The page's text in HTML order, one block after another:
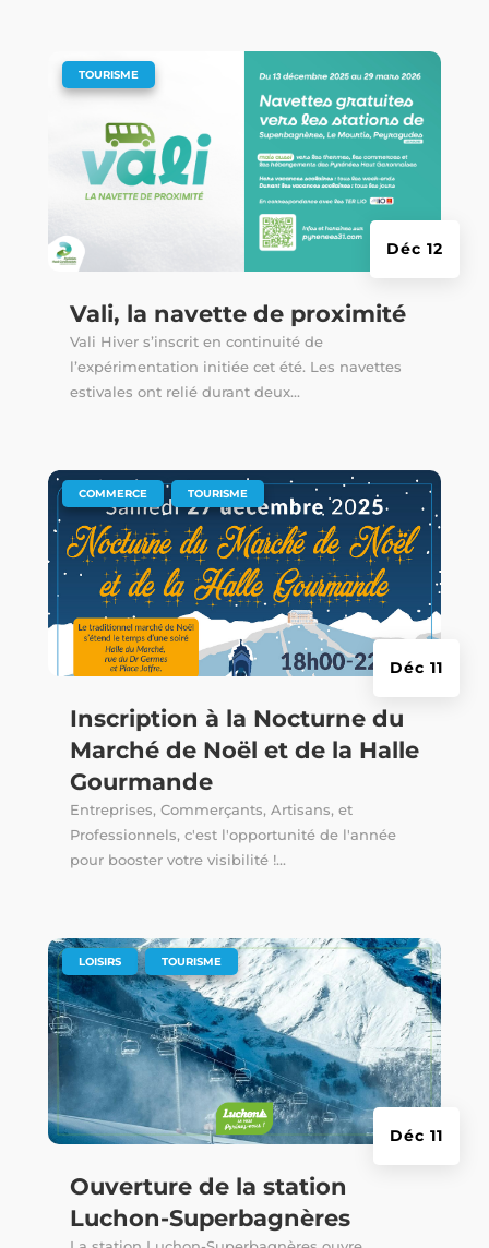
Vali, la navette de proximité
Déc 12
TOURISME
Vali Hiver s’inscrit en continuité de
l’expérimentation initiée cet été. Les navettes
estivales ont relié durant deux...
Inscription à la Nocturne du
Marché de Noël et de la Halle
Gourmande
Déc 11
COMMERCE TOURISME
Entreprises, Commerçants, Artisans, et
Professionnels, c'est l'opportunité de l'année
pour booster votre visibilité !...
Ouverture de la station
Luchon-Superbagnères
Déc 11
LOISIRS TOURISME